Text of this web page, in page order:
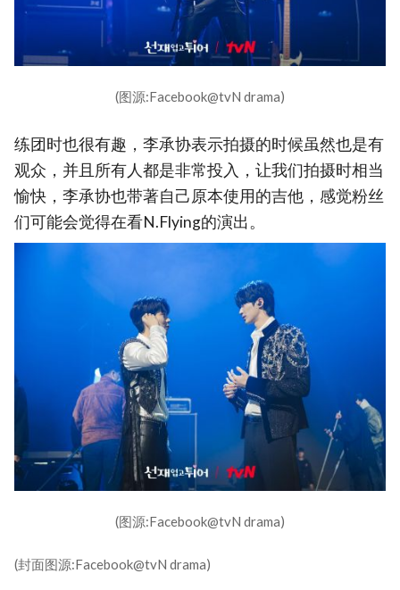
(图源:Facebook@tvN drama)
练团时也很有趣，李承协表示拍摄的时候虽然也是有
观众，并且所有人都是非常投入，让我们拍摄时相当
愉快，李承协也带著自己原本使用的吉他，感觉粉丝
们可能会觉得在看N.Flying的演出。
(图源:Facebook@tvN drama)
(封面图源:Facebook@tvN drama)